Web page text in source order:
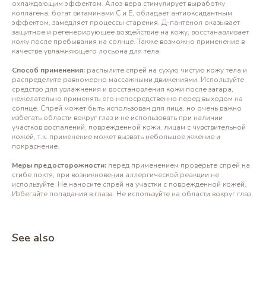
охлаждающим эффектом. Алоэ вера стимулирует выработку
коллагена, богат витаминами С и Е, обладает антиоксидантным
эффектом, замедляет процессы старения. Д-пантенол оказывает
защитное и регенерирующее воздействие на кожу, восстанавливает
кожу после пребывания на солнце. Также возможно применение в
качестве увлажняющего лосьона для тела.
Способ применения: распылите спрей на сухую чистую кожу тела и
распределите равномерно массажными движениями. Используйте
средство для увлажнения и восстановления кожи после загара,
нежелательно применять его непосредственно перед выходом на
солнце. Спрей может быть использован для лица, но очень важно
избегать области вокруг глаз и не использовать при наличии
участков воспалений, поврежденной кожи, лицам с чувствительной
кожей, т.к. применение может вызвать небольшое жжение и
покраснение.
Меры предосторожности: перед применением проверьте спрей на
сгибе локтя, при возникновении аллергической реакции не
используйте. Не наносите спрей на участки с поврежденной кожей.
Избегайте попадания в глаза. Не используйте на области вокруг глаз.
See also